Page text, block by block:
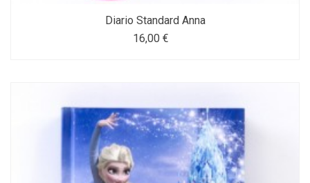
Diario Standard Anna
16,00 €